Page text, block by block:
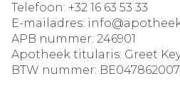
Telefoon: +32 16 63 53 33
E-mailadres: info@
APB nummer: 246901
Apotheek titularis: Greet
BTW nummer: